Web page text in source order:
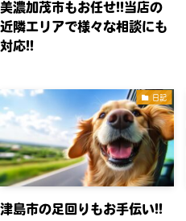
美濃加茂市もお任せ!!当店の
近隣エリアで様々な相談にも
対応!!
日記
津島市の足回りもお手伝い!!